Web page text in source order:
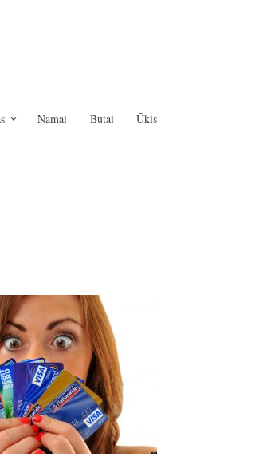
Namai Butai Ūkis